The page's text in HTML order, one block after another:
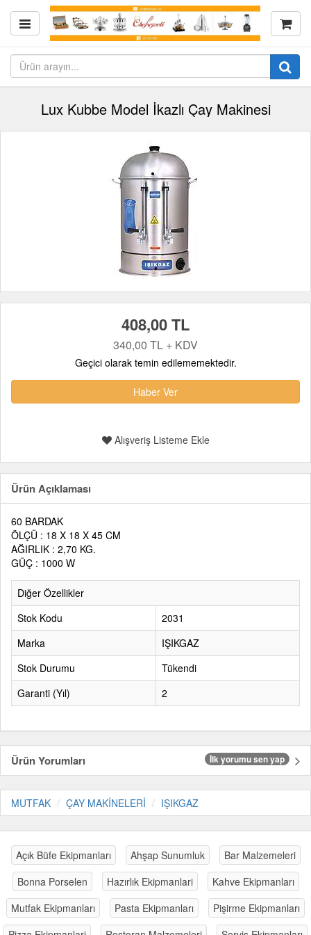
Lux Kubbe Model İkazlı Çay Makinesi
408,00 TL
340,00 TL + KDV
Geçici olarak temin edilememektedir.
Haber Ver
Alışveriş Listeme Ekle
Ürün Açıklaması
60 BARDAK
ÖLÇÜ : 18 X 18 X 45 CM
AĞIRLIK : 2,70 KG.
GÜÇ : 1000 W
Diğer Özellikler
Stok Kodu
2031
Marka
IŞIKGAZ
Stok Durumu
Tükendi
Garanti (Yıl)
2
Ürün Yorumları İlk yorumu sen yap
MUTFAK ÇAY MAKİNELERİ IŞIKGAZ
Açık Büfe Ekipmanları Ahşap Sunumluk
Bar Malzemeleri
Bonna Porselen
Hazırlık Ekipmanlari
Kahve Ekipmanları
Mutfak Ekipmanları
Pasta Ekipmanları
Pişirme Ekipmanları